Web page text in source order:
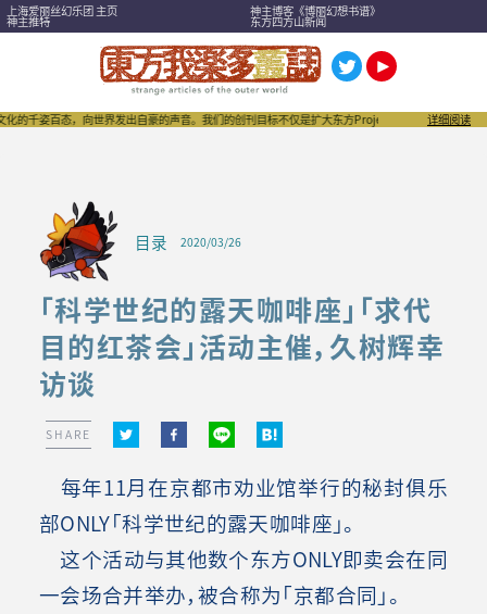
上海爱丽丝幻乐团 主页 神主博客《博丽幻想书谱》
神主推特 东方四方山新闻
百态，向世界发出自豪的声音。我们的创刊目标不仅是扩大东方Project，也希望成为刺激“同
详细阅读
目录 2020/03/26
「科学世纪的露天咖啡座」「求代
目的红茶会」活动主催，久树辉幸
访谈
SHARE
每年11月在京都市劝业馆举行的秘封俱乐
部ONLY「科学世纪的露天咖啡座」。
这个活动与其他数个东方ONLY即卖会在同
一会场合并举办，被合称为「京都合同」。